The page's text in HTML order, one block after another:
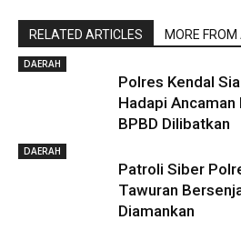
RELATED ARTICLES MORE
DAERAH
Polres Kendal
Hadapi Ancaman
BPBD Dilibatkan
DAERAH
Patroli Siber
Tawuran
Diamankan